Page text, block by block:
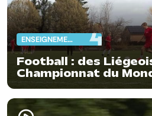
ENSEIGNEMENT
Football : des
Championnat du